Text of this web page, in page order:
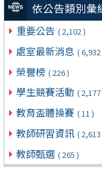
依公告類別彙
重要公告 ( 2,102 )
處室最新消息 ( 6,932
榮譽榜 ( 226 )
學生競賽活動 ( 2,177
教育盃體操賽 ( 11 )
教師研習資訊 ( 2,613
教師甄選 ( 265 )